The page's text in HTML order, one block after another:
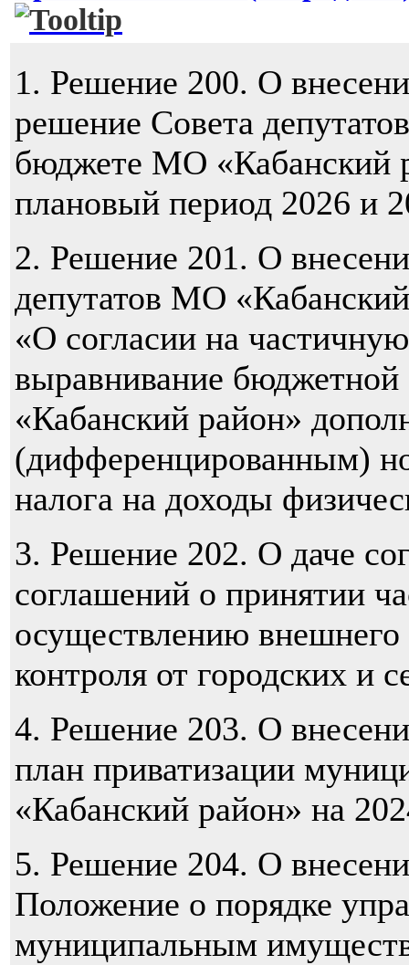
1. Решение 200. О
решение Совета
бюджете МО «Кабанский
плановый период 2026 и
2. Решение 201. О
депутатов МО
«О согласии на
выравнивание
«Кабанский район»
(дифференцированным)
налога на доходы
3. Решение 202. О даче
соглашений о принятии
осуществлению
контроля от городских и
4. Решение 203. О
план приватизации
«Кабанский район» на
5. Решение 204. О
Положение о порядке
муниципальным